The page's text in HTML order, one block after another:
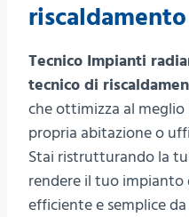
riscaldamento
Tecnico Impianti
tecnico di
che ottimizza al
propria abitazione o
Stai ristrutturando la
rendere il tuo impianto
efficiente e semplice